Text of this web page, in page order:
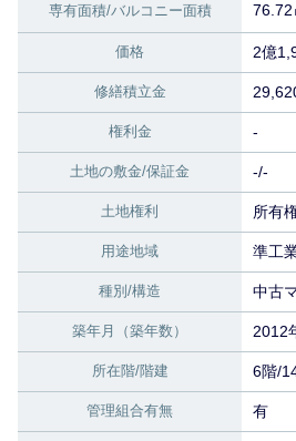
専有面積/バルコニー面積 76.72
価格 2億
修繕積立金
権利金 -
土地の敷金/保証金 -/-
土地権利 所有
用途地域 準工
種別/構造 中古
築年月（築年数） 2012
所在階/階建 6階/
管理組合有無 有